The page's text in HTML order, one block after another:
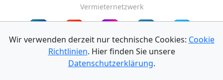
Vermieternetzwerk
Impressum Datenschutz AGB
Wir verwenden derzeit nur technische Cookies: Cookie
Richtlinien. Hier finden Sie unsere
Datenschutzerklärung.